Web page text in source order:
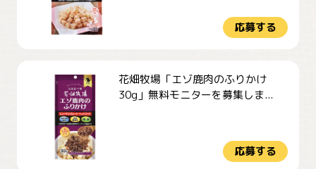
応募する
花畑牧場「エゾ鹿肉のふりかけ
30g」無料モニターを募集しま...
応募する